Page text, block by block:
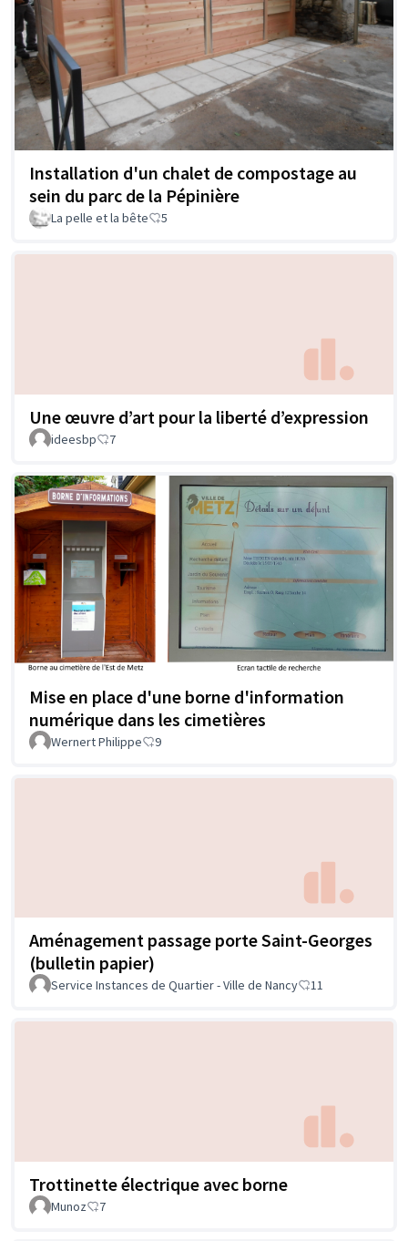
Installation d'un chalet de compostage au
sein du parc de la Pépinière
La pelle et la bête 5
Une œuvre d’art pour la liberté d’expression
ideesbp 7
Mise en place d'une borne d'information
numérique dans les cimetières
Wernert Philippe 9
Aménagement passage porte Saint-Georges
(bulletin papier)
Service Instances de Quartier - Ville de Nancy 11
Trottinette électrique avec borne
Munoz 7